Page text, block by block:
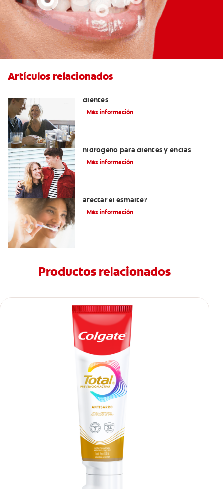
Artículos relacionados
dientes
Más información
hidrógeno para dientes y encías
Más información
afectar el esmalte?
Más información
Productos relacionados